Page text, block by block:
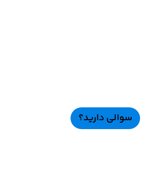
سوالی دارید؟